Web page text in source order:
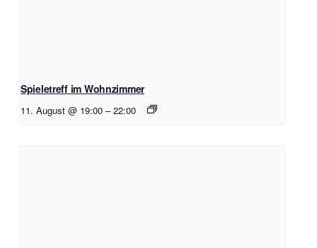
Spieletreff im Wohnzimmer
11. August @ 19:00 – 22:00